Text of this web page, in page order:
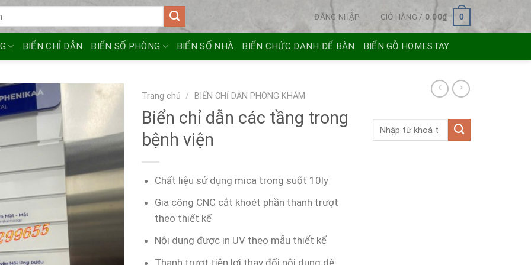
ĐĂNG NHẬP GIỎ HÀNG / 0.00₫ 0
BIỂN CHỈ DẪN BIỂN SỐ PHÒNG BIỂN SỐ NHÀ BIỂN CHỨC DANH ĐỂ BÀN BIỂN GỖ HOMESTAY
Trang chủ / BIỂN CHỈ DẪN PHÒNG KHÁM
Biển chỉ dẫn các tầng trong
bệnh viện
Chất liệu sử dụng mica trong suốt 10ly
Gia công CNC cắt khoét phần thanh trượt
theo thiết kế
Nội dung được in UV theo mẫu thiết kế
Thanh trượt tiện lợi thay đổi nội dung dễ